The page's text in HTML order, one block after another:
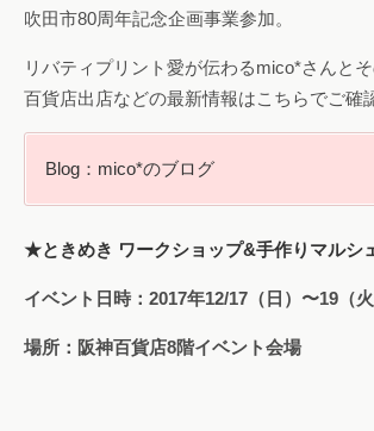
吹田市80周年記念企画事業参加。
リバティプリント愛が伝わるmico*さんとそ
百貨店出店などの最新情報はこちらでご確
Blog：mico*のブログ
★ときめき ワークショップ&手作りマルシ
イベント日時：2017年12/17（日）〜19（火
場所：阪神百貨店8階イベント会場